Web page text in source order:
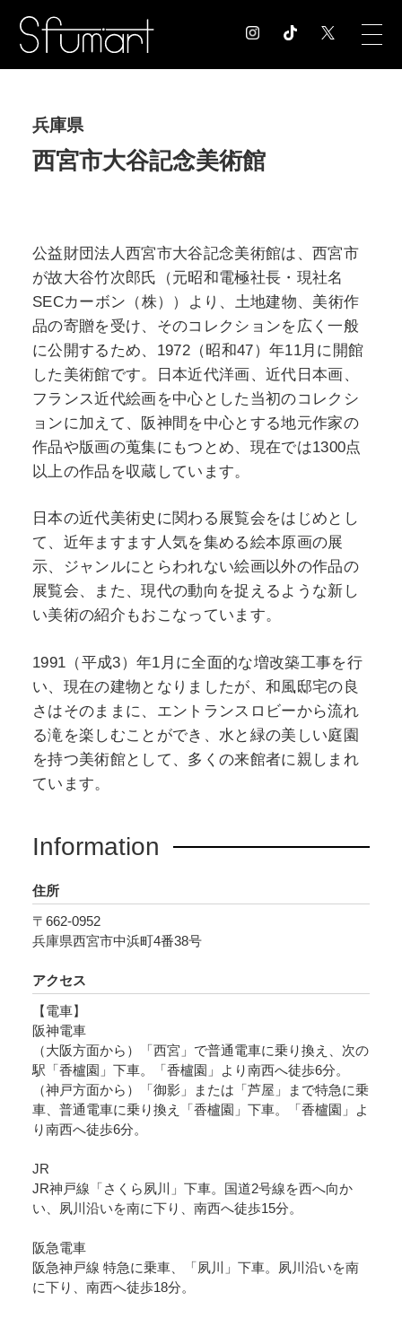
EXHIBITION
NEWS お知らせ
CONTACT お問合せ
POLICY COMPANY
兵庫県
西宮市大谷記念美術館
公益財団法人西宮市大谷記念美術館は、西宮市
が故大谷竹次郎氏（元昭和電極社長・現社名
SECカーボン（株））より、土地建物、美術作
品の寄贈を受け、そのコレクションを広く一般
に公開するため、1972（昭和47）年11月に開館
した美術館です。日本近代洋画、近代日本画、
フランス近代絵画を中心とした当初のコレクシ
ョンに加えて、阪神間を中心とする地元作家の
作品や版画の蒐集にもつとめ、現在では1300点
以上の作品を収蔵しています。
日本の近代美術史に関わる展覧会をはじめとし
て、近年ますます人気を集める絵本原画の展
示、ジャンルにとらわれない絵画以外の作品の
展覧会、また、現代の動向を捉えるような新し
い美術の紹介もおこなっています。
1991（平成3）年1月に全面的な増改築工事を行
い、現在の建物となりましたが、和風邸宅の良
さはそのままに、エントランスロビーから流れ
る滝を楽しむことができ、水と緑の美しい庭園
を持つ美術館として、多くの来館者に親しまれ
ています。
Information
住所
〒662-0952
兵庫県西宮市中浜町4番38号
アクセス
【電車】
阪神電車
（大阪方面から）「西宮」で普通電車に乗り換え、次の
駅「香櫨園」下車。「香櫨園」より南西へ徒歩6分。
（神戸方面から）「御影」または「芦屋」まで特急に乗
車、普通電車に乗り換え「香櫨園」下車。「香櫨園」よ
り南西へ徒歩6分。
JR
JR神戸線「さくら夙川」下車。国道2号線を西へ向か
い、夙川沿いを南に下り、南西へ徒歩15分。
阪急電車
阪急神戸線 特急に乗車、「夙川」下車。夙川沿いを南
に下り、南西へ徒歩18分。